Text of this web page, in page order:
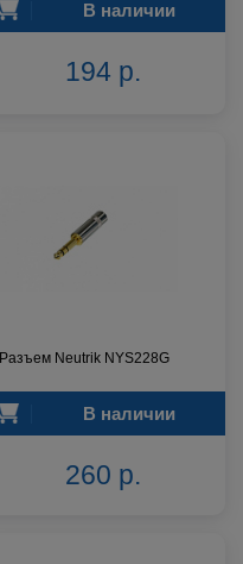
В наличии
194 р.
Разъем Neutrik NYS228G
В наличии
260 р.